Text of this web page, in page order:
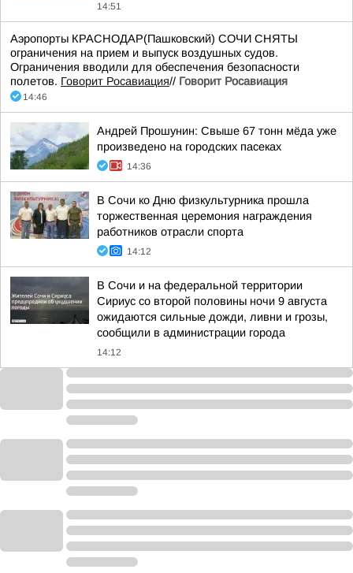
14:51
Аэропорты КРАСНОДАР(Пашковский) СОЧИ СНЯТЫ
ограничения на прием и выпуск воздушных судов.
Ограничения вводили для обеспечения безопасности
полетов. Говорит Росавиация// Говорит Росавиация
14:46
Андрей Прошунин: Свыше 67 тонн мёда уже
произведено на городских пасеках
14:36
В Сочи ко Дню физкультурника прошла
торжественная церемония награждения
работников отрасли спорта
14:12
В Сочи и на федеральной территории
Сириус со второй половины ночи 9 августа
ожидаются сильные дожди, ливни и грозы,
сообщили в администрации города
14:12